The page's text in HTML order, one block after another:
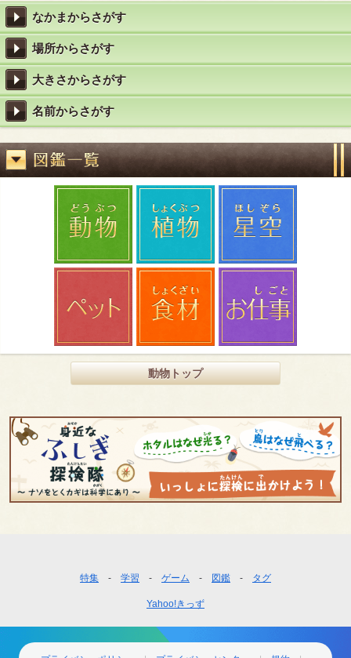
なかまからさがす
場所からさがす
大きさからさがす
名前からさがす
動物トップ
ー
ナ
特集 学習 ゲーム 図鑑 タグ
Yahoo!きっず